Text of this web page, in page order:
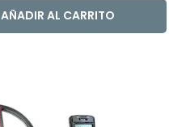
AÑADIR AL CARRITO